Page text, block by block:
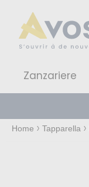
Zanzariere
Home Tapparella